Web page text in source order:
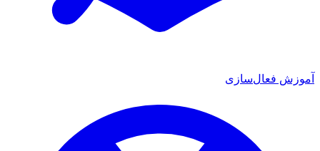
فعال‌سازی